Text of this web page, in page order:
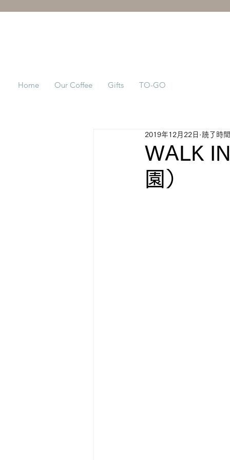
Home Our Coffee Gifts TO-GO
WALK
園）
2019年12月22日 読了時